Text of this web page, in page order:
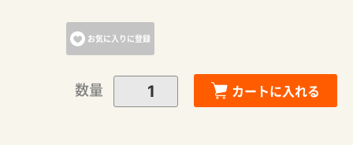
お気に入りに登録
数量 カートに入れる